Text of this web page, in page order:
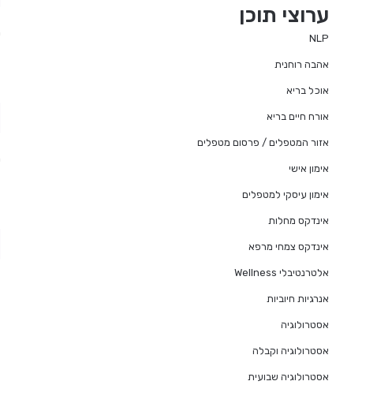
ערוצי תוכן
NLP
אהבה רוחנית
אוכל בריא
אורח חיים בריא
אזור המטפלים / פרסום מטפלים
אימון אישי
אימון עיסקי למטפלים
אינדקס מחלות
אינדקס צמחי מרפא
אלטרנטיבלי Wellness
אנרגיות חיוביות
אסטרולוגיה
אסטרולוגיה וקבלה
אסטרולוגיה שבועית